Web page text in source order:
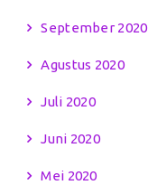
September 2020
Agustus 2020
Juli 2020
Juni 2020
Mei 2020